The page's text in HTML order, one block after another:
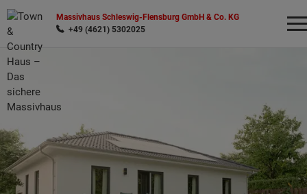
Massivhaus Schleswig-Flensburg GmbH & Co. KG
+49 (4621) 5302025
Wonach möchten Sie suchen?